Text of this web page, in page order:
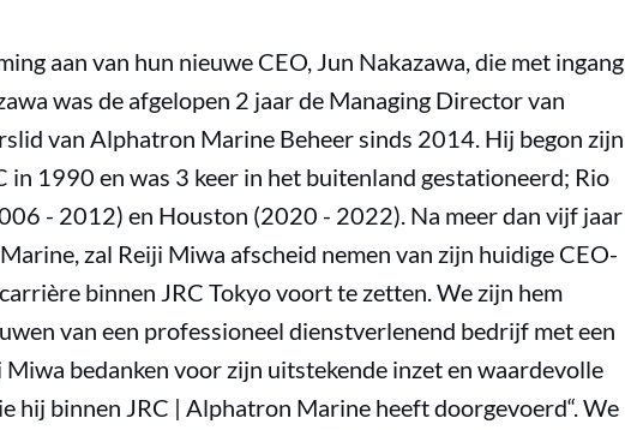
aan van hun nieuwe CEO, Jun Nakazawa, die met ingang
was de afgelopen 2 jaar de Managing Director van
van Alphatron Marine Beheer sinds 2014. Hij begon zijn
1990 en was 3 keer in het buitenland gestationeerd; Rio
- 2012) en Houston (2020 - 2022). Na meer dan vijf jaar
zal Reiji Miwa afscheid nemen van zijn huidige CEO-
binnen JRC Tokyo voort te zetten. We zijn hem
van een professioneel dienstverlenend bedrijf met een
bedanken voor zijn uitstekende inzet en waardevolle
hij binnen JRC | Alphatron Marine heeft doorgevoerd“. We